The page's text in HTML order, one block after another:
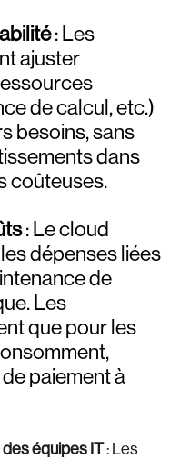
: Les
ajuster
de calcul, etc.)
besoins, sans
dans
coûteuses.
: Le cloud
dépenses liées
de
Les
que pour les
paiement à
équipes IT: Les